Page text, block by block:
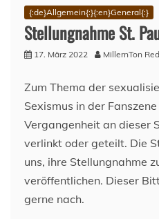
{:de}Allgemein{:}{:en}General{:}
Stellungnahme St.
17. März 2022 MillernTon
Zum Thema der
Sexismus in der
Vergangenheit an dieser
verlinkt oder geteilt. Die
uns, ihre Stellungnahme
veröffentlichen. Dieser
gerne nach.